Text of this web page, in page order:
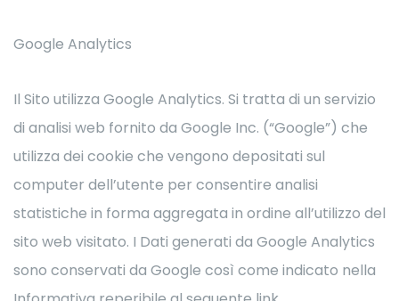
Google Analytics
Il Sito utilizza Google Analytics. Si tratta di un servizio
di analisi web fornito da Google Inc. (“Google”) che
utilizza dei cookie che vengono depositati sul
computer dell’utente per consentire analisi
statistiche in forma aggregata in ordine all’utilizzo del
sito web visitato. I Dati generati da Google Analytics
sono conservati da Google così come indicato nella